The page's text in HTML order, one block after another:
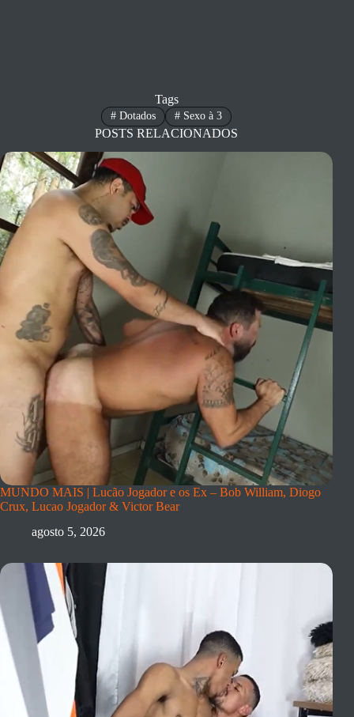
Tags
# Dotados #Sexo à 3
POSTS RELACIONADOS
MUNDO MAIS | Lucão Jogador e os Ex – Bob William, Diogo
Crux, Lucao Jogador & Victor Bear
agosto 5, 2026